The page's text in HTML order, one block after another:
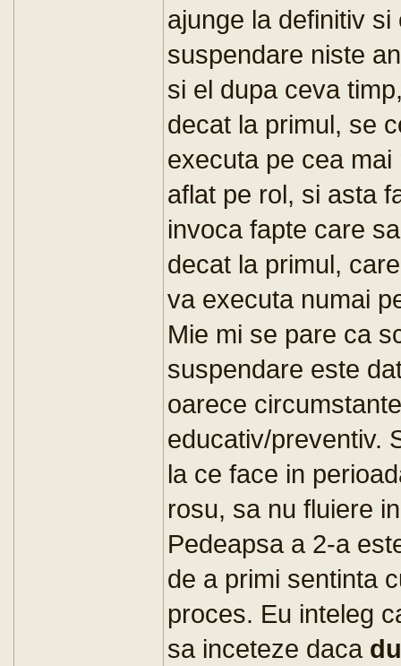
ajunge la definitiv
suspendare niste
si el dupa ceva
decat la primul, se
executa pe cea
aflat pe rol, si asta
invoca fapte care
decat la primul,
va executa numai
Mie mi se pare ca
suspendare este
oarece
educativ/preventiv.
la ce face in
rosu, sa nu fluiere
Pedeapsa a 2-a
de a primi sentinta
proces. Eu inteleg
sa inceteze daca